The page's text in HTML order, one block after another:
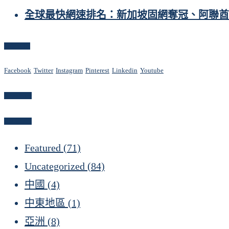
全球最快網速排名：新加坡固網奪冠、阿聯
Facebook Twitter Instagram Pinterest Linkedin Youtube
Featured (71)
Uncategorized (84)
中國 (4)
中東地區 (1)
亞洲 (8)